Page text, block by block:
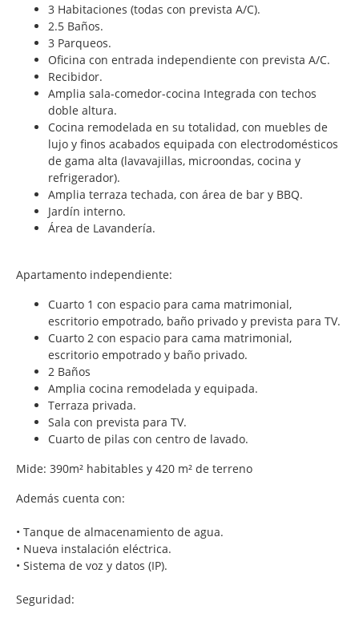
3 Habitaciones (todas con prevista A/C).
2.5 Baños.
3 Parqueos.
Oficina con entrada independiente con prevista A/C.
Recibidor.
Amplia sala-comedor-cocina Integrada con techos
doble altura.
Cocina remodelada en su totalidad, con muebles de
lujo y finos acabados equipada con electrodomésticos
de gama alta (lavavajillas, microondas, cocina y
refrigerador).
Amplia terraza techada, con área de bar y BBQ.
Jardín interno.
Área de Lavandería.
Apartamento independiente:
Cuarto 1 con espacio para cama matrimonial,
escritorio empotrado, baño privado y prevista para TV.
Cuarto 2 con espacio para cama matrimonial,
escritorio empotrado y baño privado.
2 Baños
Amplia cocina remodelada y equipada.
Terraza privada.
Sala con prevista para TV.
Cuarto de pilas con centro de lavado.
Mide: 390m² habitables y 420 m² de terreno
Además cuenta con:
• Tanque de almacenamiento de agua.
• Nueva instalación eléctrica.
• Sistema de voz y datos (IP).
Seguridad: